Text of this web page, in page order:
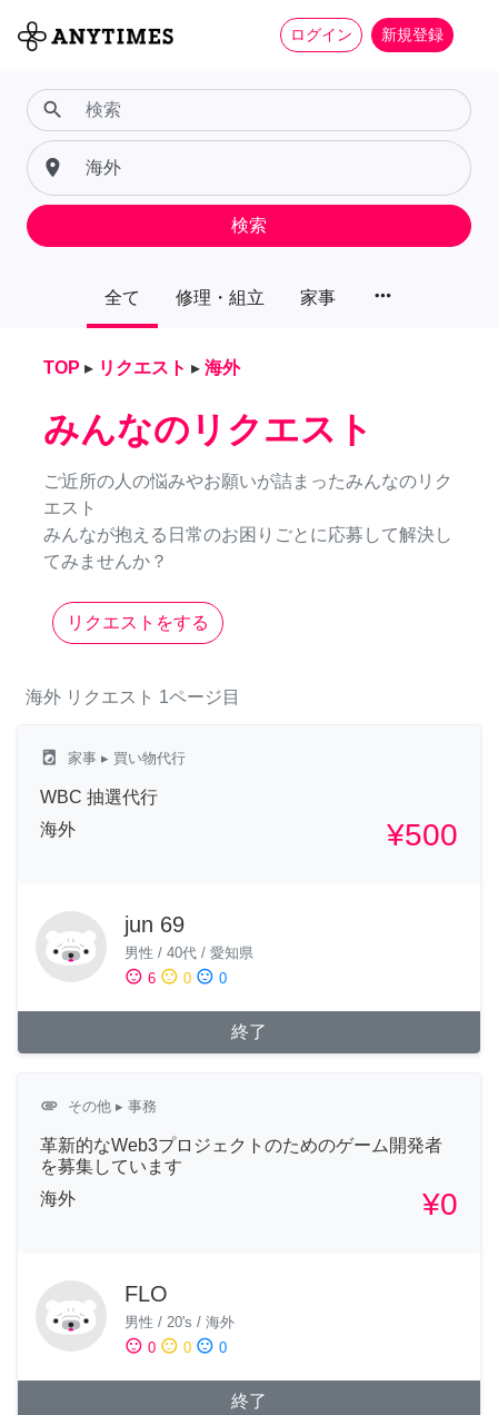
ログイン 新規登録
全て 修理・組立 家事 more_horiz
search
place
検索
TOP ▸ リクエスト ▸ 海外
みんなのリクエスト
ご近所の人の悩みやお願いが詰まったみんなのリク
エスト
みんなが抱える日常のお困りごとに応募して解決し
てみませんか？
リクエストをする
海外 リクエスト 1ページ目
local_laundry_service 家事 ▸ 買い物代行
WBC 抽選代行
海外
¥500
jun 69
男性 / 40代 / 愛知県
sentiment_satisfied 6 sentiment_neutral 0 sentiment_dissatisfied 0
終了
attachment その他 ▸ 事務
革新的なWeb3プロジェクトのためのゲーム開発者
を募集しています
海外
¥0
FLO
男性 / 20's / 海外
sentiment_satisfied 0 sentiment_neutral 0 sentiment_dissatisfied 0
終了